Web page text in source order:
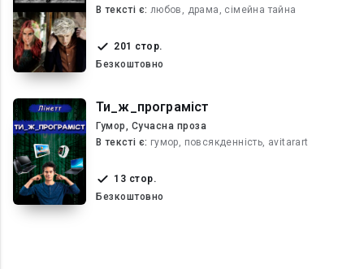
В текcті є: любов, драма, сімейна тайна
201 стор.
Безкоштовно
Ти_ж_програміст
Гумор, Сучасна проза
В текcті є: гумор, повсякденнiсть, avitarart
13 стор.
Безкоштовно